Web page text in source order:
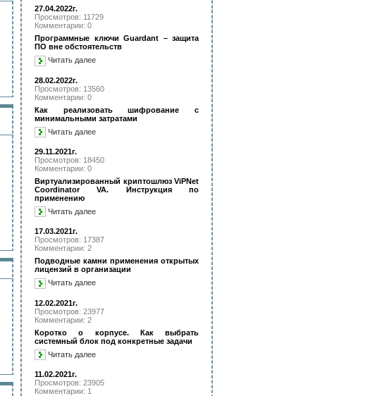
27.04.2022г.
Просмотров: 11729
Комментарии: 0
Программные ключи Guardant – защита
ПО вне обстоятельств
Читать далее
28.02.2022г.
Просмотров: 13560
Комментарии: 0
Как реализовать шифрование с
минимальными затратами
Читать далее
29.11.2021г.
Просмотров: 18450
Комментарии: 0
Виртуализированный криптошлюз ViPNet
Coordinator VA. Инструкция по
применению
Читать далее
17.03.2021г.
Просмотров: 17387
Комментарии: 2
Подводные камни применения открытых
лицензий в организации
Читать далее
12.02.2021г.
Просмотров: 23977
Комментарии: 2
Коротко о корпусе. Как выбрать
системный блок под конкретные задачи
Читать далее
11.02.2021г.
Просмотров: 23905
Комментарии: 1